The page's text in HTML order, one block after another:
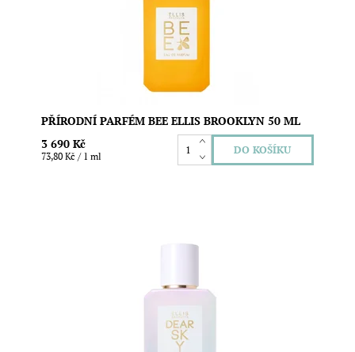
Skladem
Ellis Brooklyn
PŘÍRODNÍ PARFÉM BEE ELLIS BROOKLYN 50 ML
3 690 Kč
73,80 Kč / 1 ml
galbana. Parfém najdete ve skleněném flakonu a dalších
obalech. Bez obsahu parabenů a ftalátů. Vegan